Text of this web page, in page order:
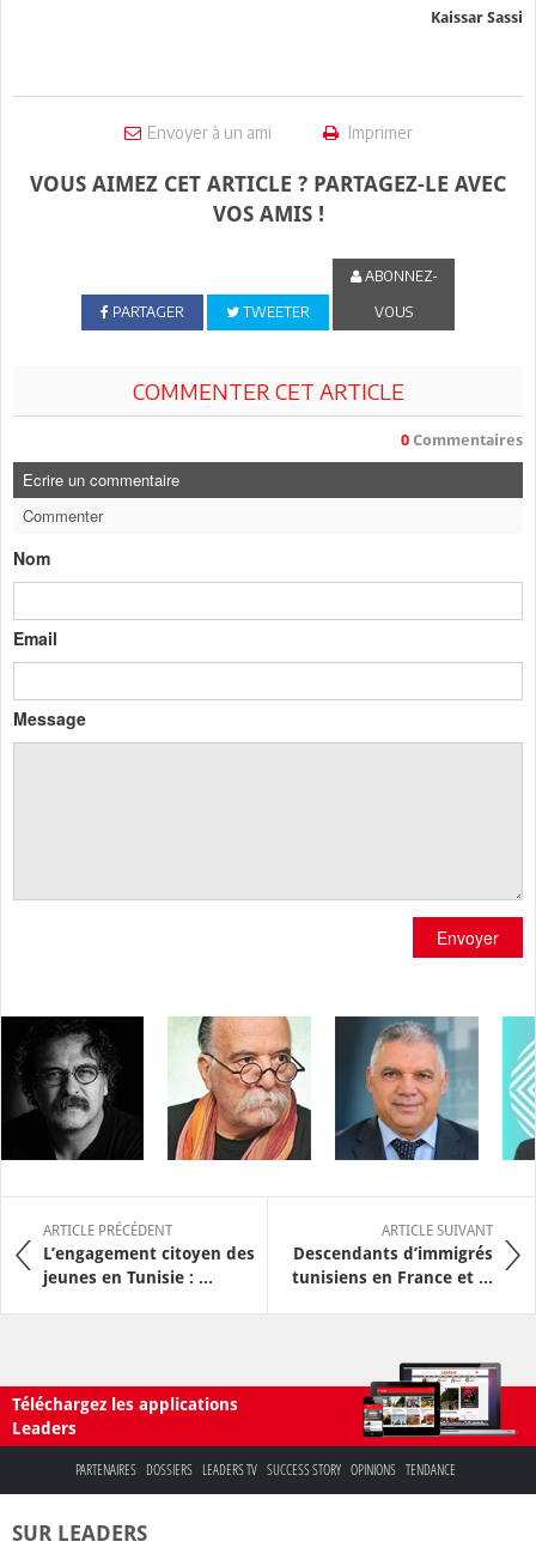
Kaissar Sassi
Envoyer à un ami Imprimer
VOUS AIMEZ CET ARTICLE ? PARTAGEZ-LE AVEC
VOS AMIS !
PARTAGER TWEETER
ABONNEZ-
VOUS
COMMENTER CET ARTICLE
0 Commentaires
Ecrire un commentaire
Commenter
Nom
Email
Message
Envoyer
ARTICLE PRÉCÉDENT
L’engagement citoyen des
jeunes en Tunisie : ...
ARTICLE SUIVANT
Descendants d’immigrés
tunisiens en France et ...
Téléchargez les applications
Leaders
PARTENAIRES DOSSIERS LEADERS TV SUCCESS STORY OPINIONS TENDANCE
SUR LEADERS